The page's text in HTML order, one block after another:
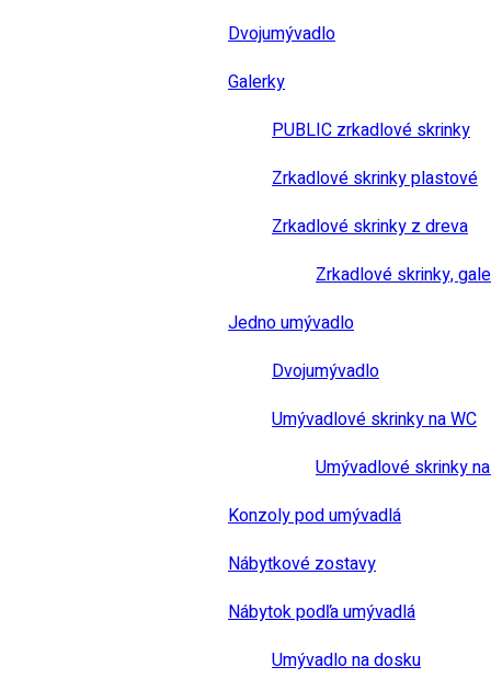
Dvojumývadlo
Galerky
PUBLIC zrkadlové skrinky
Zrkadlové skrinky plastové
Zrkadlové skrinky z dreva
Zrkadlové skrinky,
Jedno umývadlo
Dvojumývadlo
Umývadlové skrinky na WC
Umývadlové skrinky
Konzoly pod umývadlá
Nábytkové zostavy
Nábytok podľa umývadlá
Umývadlo na dosku